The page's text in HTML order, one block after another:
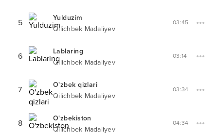
5
Yulduzim
Qilichbek Madaliyev
03:45
6
Lablaring
Qilichbek Madaliyev
03:14
7
O'zbek qizlari
Qilichbek Madaliyev
03:34
8
O'zbekiston
Qilichbek Madaliyev
04:34